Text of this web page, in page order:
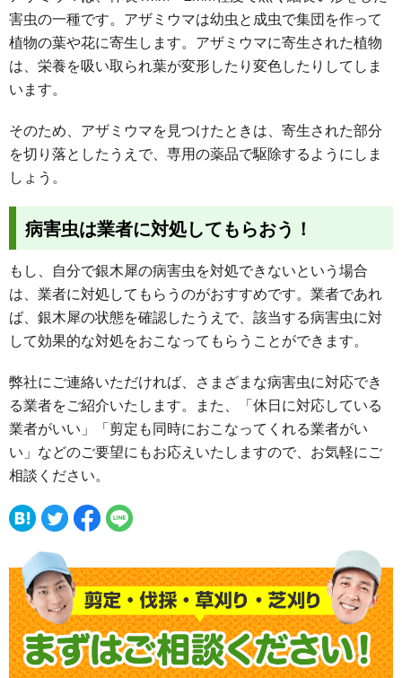
害虫の一種です。アザミウマは幼虫と成虫で集団を作って
植物の葉や花に寄生します。アザミウマに寄生された植物
は、栄養を吸い取られ葉が変形したり変色したりしてしま
います。
そのため、アザミウマを見つけたときは、寄生された部分
を切り落としたうえで、専用の薬品で駆除するようにしま
しょう。
病害虫は業者に対処してもらおう！
もし、自分で銀木犀の病害虫を対処できないという場合
は、業者に対処してもらうのがおすすめです。業者であれ
ば、銀木犀の状態を確認したうえで、該当する病害虫に対
して効果的な対処をおこなってもらうことができます。
弊社にご連絡いただければ、さまざまな病害虫に対応でき
る業者をご紹介いたします。また、「休日に対応している
業者がいい」「剪定も同時におこなってくれる業者がい
い」などのご要望にもお応えいたしますので、お気軽にご
相談ください。